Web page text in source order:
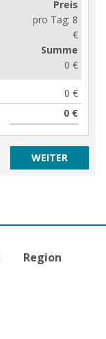
Preis
pro Tag: 8
€
Summe
0 €
0 €
0 €
Region